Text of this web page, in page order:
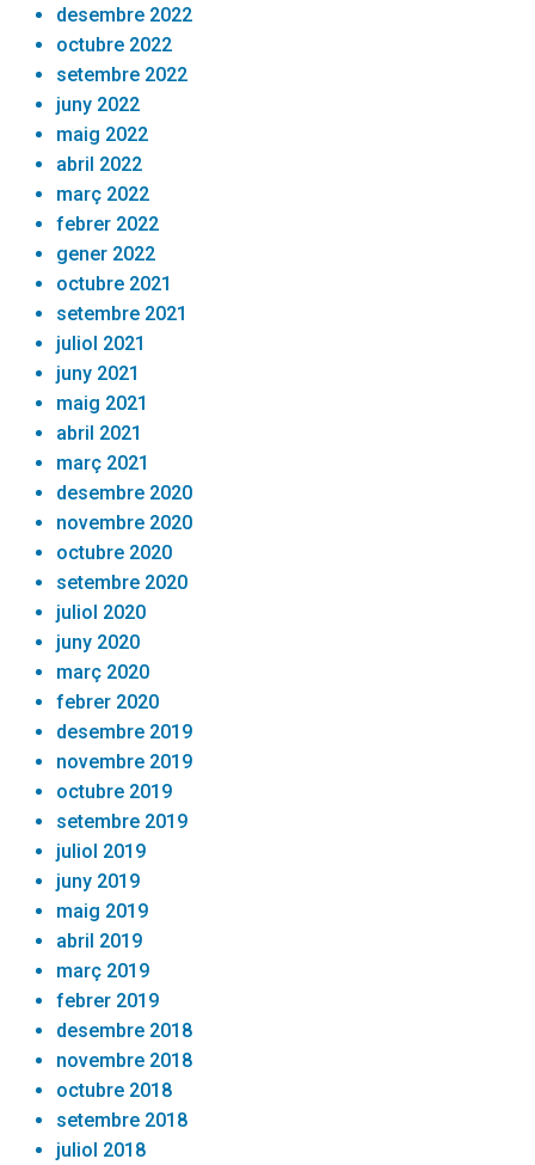
desembre 2022
octubre 2022
setembre 2022
juny 2022
maig 2022
abril 2022
març 2022
febrer 2022
gener 2022
octubre 2021
setembre 2021
juliol 2021
juny 2021
maig 2021
abril 2021
març 2021
desembre 2020
novembre 2020
octubre 2020
setembre 2020
juliol 2020
juny 2020
març 2020
febrer 2020
desembre 2019
novembre 2019
octubre 2019
setembre 2019
juliol 2019
juny 2019
maig 2019
abril 2019
març 2019
febrer 2019
desembre 2018
novembre 2018
octubre 2018
setembre 2018
juliol 2018